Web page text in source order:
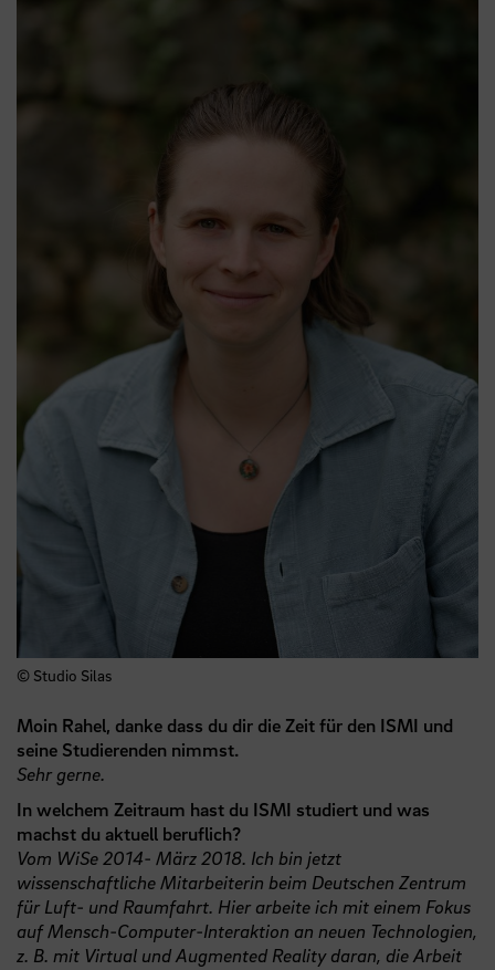
© Studio Silas
Moin Rahel, danke dass du dir die Zeit für den ISMI und
seine Studierenden nimmst.
Sehr gerne.
In welchem Zeitraum hast du ISMI studiert und was
machst du aktuell beruflich?
Vom WiSe 2014- März 2018. Ich bin jetzt
wissenschaftliche Mitarbeiterin beim Deutschen Zentrum
für Luft- und Raumfahrt. Hier arbeite ich mit einem Fokus
auf Mensch-Computer-Interaktion an neuen Technologien,
z. B. mit Virtual und Augmented Reality daran, die Arbeit